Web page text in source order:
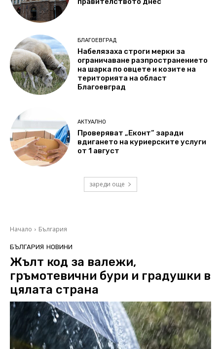
БЛАГОЕВГРАД
Набелязаха строги мерки за
ограничаване разпространението
на шарка по овцете и козите на
територията на област
Благоевград
АКТУАЛНО
Проверяват „Еконт“ заради
вдигането на куриерските услуги
от 1 август
зареди още